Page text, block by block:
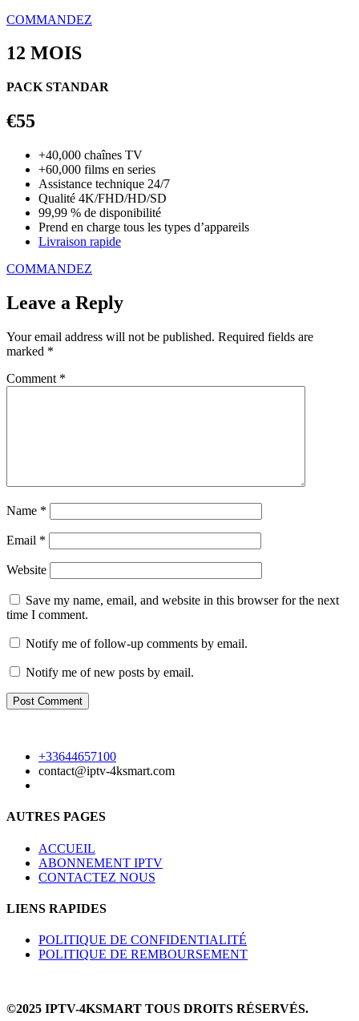
COMMANDEZ
12 MOIS
PACK STANDAR
€55
+40,000 chaînes TV
+60,000 films en series
Assistance technique 24/7
Qualité 4K/FHD/HD/SD
99,99 % de disponibilité
Prend en charge tous les types d’appareils
Livraison rapide
COMMANDEZ
Leave a Reply
Your email address will not be published. Required fields are
marked *
Comment *
Name *
Email *
Website
Save my name, email, and website in this browser for the next
time I comment.
Notify me of follow-up comments by email.
Notify me of new posts by email.
+33644657100
contact@iptv-4ksmart.com
AUTRES PAGES
ACCUEIL
ABONNEMENT IPTV
CONTACTEZ NOUS
LIENS RAPIDES
POLITIQUE DE CONFIDENTIALITÉ
POLITIQUE DE REMBOURSEMENT
©2025 IPTV-4KSMART TOUS DROITS RÉSERVÉS.